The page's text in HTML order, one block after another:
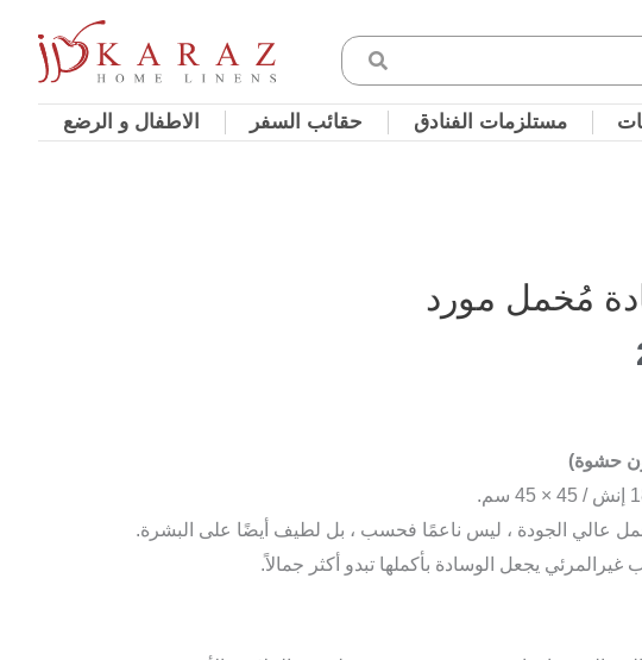
مستلزمات الفنادق حقائب السفر الاطفال و الرضع
مُخمل مورد
حشوة)
عالي الجودة ، ليس ناعمًا فحسب ، بل لطيف أيضًا على البشرة.
غيرالمرئي يجعل الوسادة بأكملها تبدو أكثر جمالاً.